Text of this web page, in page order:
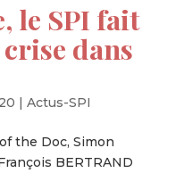
le SPI fait
dans
| Actus-SPI
the Doc, Simon
BERTRAND